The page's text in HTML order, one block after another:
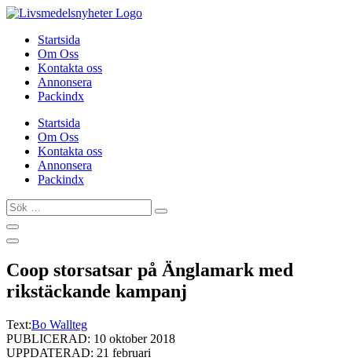
Hoppa
innehållStartsida
Om Oss
Kontakta oss
Annonsera
Packindx
Startsida
Om Oss
Kontakta oss
Annonsera
Packindx
Sök
…
Coop storsatsar på Änglamark med
rikstäckande kampanj
Text:Bo Wallteg
PUBLICERAD: 10 oktober 2018
UPPDATERAD: 21 februari